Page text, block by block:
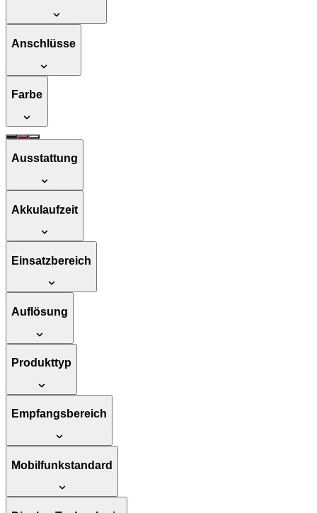
Anschlüsse
Farbe
Ausstattung
Akkulaufzeit
Einsatzbereich
Auflösung
Produkttyp
Empfangsbereich
Mobilfunkstandard